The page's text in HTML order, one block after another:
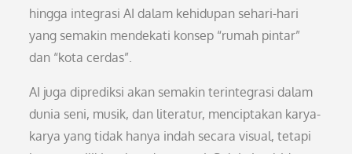
hingga integrasi AI dalam kehidupan sehari-hari
yang semakin mendekati konsep “rumah pintar”
dan “kota cerdas”.
AI juga diprediksi akan semakin terintegrasi dalam
dunia seni, musik, dan literatur, menciptakan karya-
karya yang tidak hanya indah secara visual, tetapi